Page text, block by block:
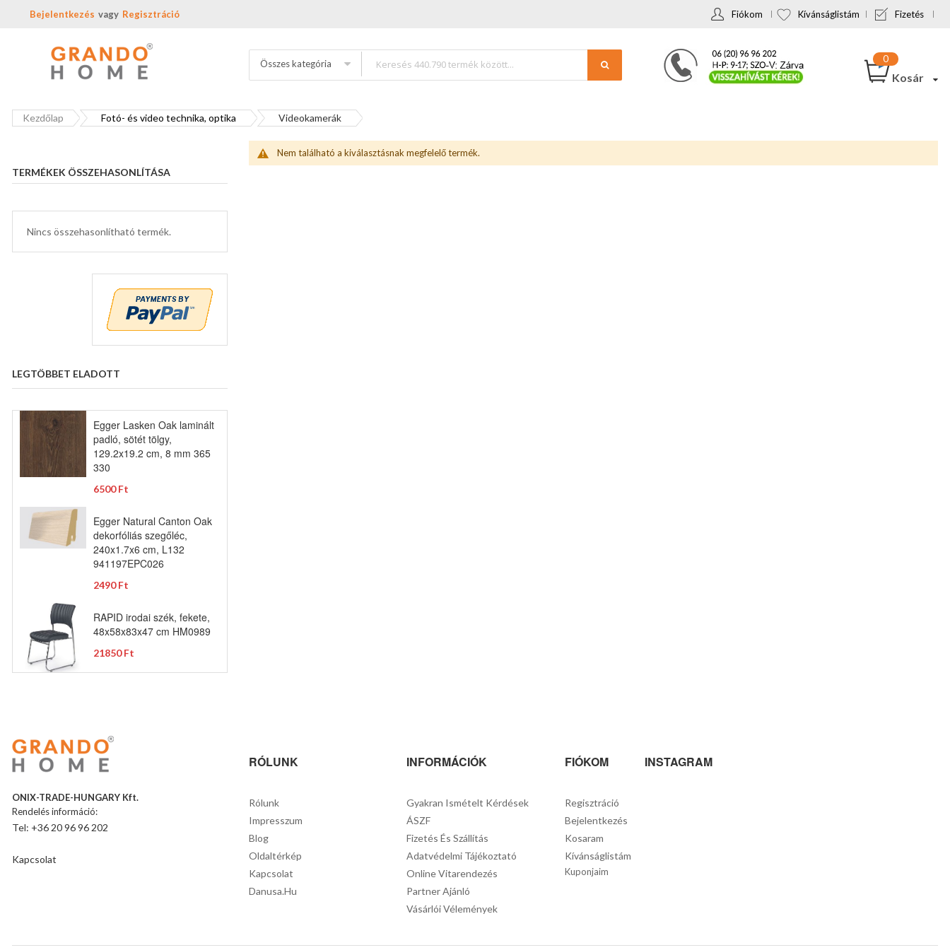
Bejelentkezés Regisztráció Fiókom Kívánságlistám Fizetés
Összes kategória
Kosár
Kezdőlap Fotó- és video technika, optika Videokamerák
Nem található a kiválasztásnak megfelelő termék.
TERMÉKEK ÖSSZEHASONLÍTÁSA
Nincs összehasonlítható termék.
LEGTÖBBET ELADOTT
Egger Lasken Oak laminált
padló, sötét tölgy,
129.2x19.2 cm, 8 mm 365
330
6500 Ft
Egger Natural Canton Oak
dekorfóliás szegőléc,
240x1.7x6 cm, L132
941197EPC026
2490 Ft
RAPID irodai szék, fekete,
48x58x83x47 cm HM0989
21850 Ft
ONIX-TRADE-HUNGARY Kft.
Rendelés információ:
Tel: +36 20 96 96 202
Kapcsolat
RÓLUNK
Rólunk
Impresszum
Blog
Oldaltérkép
Kapcsolat
Danusa.hu
INFORMÁCIÓK
Gyakran Ismételt Kérdések
ÁSZF
Fizetés És Szállítás
Adatvédelmi Tájékoztató
Online Vitarendezés
Partner Ajánló
Vásárlói Vélemények
FIÓKOM
Regisztráció
Bejelentkezés
Kosaram
Kívánságlistám
Kuponjaim
INSTAGRAM